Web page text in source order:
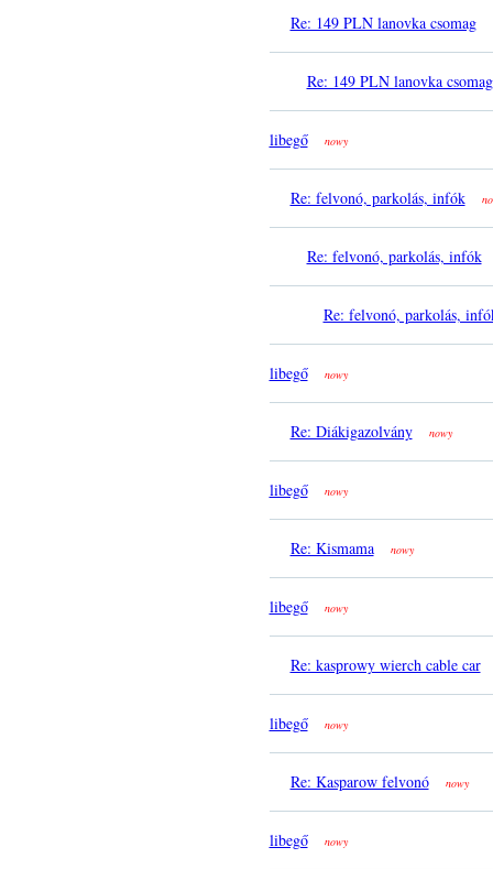
Re: 149 PLN lanovka csomag
Re: 149 PLN lanovka csomag
libegő nowy
Re: felvonó, parkolás, infók
Re: felvonó, parkolás, infók
Re: felvonó, parkolás,
libegő nowy
Re: Diákigazolvány nowy
libegő nowy
Re: Kismama nowy
libegő nowy
Re: kasprowy wierch cable car
libegő nowy
Re: Kasparow felvonó nowy
libegő nowy